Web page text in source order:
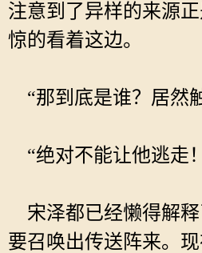
注意到了异样的来源
惊的看着这边。
“那到底是谁？居然
“绝对不能让他逃走
宋泽都已经懒得解
要召唤出传送阵来。